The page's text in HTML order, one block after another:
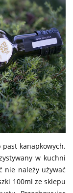
kanapkowych.
w kuchni
nie należy używać
100ml ze sklepu